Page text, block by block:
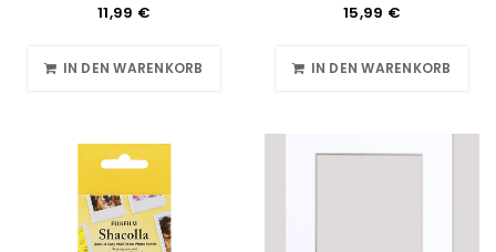
11,99 €
IN DEN WARENKORB
15,99 €
IN DEN WARENKORB